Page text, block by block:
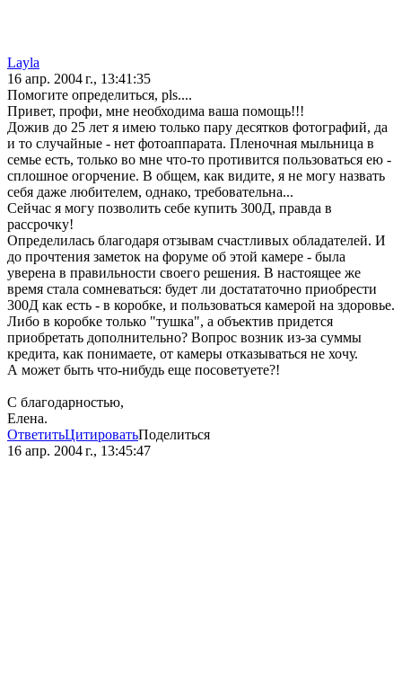
Layla
16 апр. 2004 г., 13:41:35
Помогите определиться, pls....
Привет, профи, мне необходима ваша помощь!!!
Дожив до 25 лет я имею только пару десятков фотографий, да
и то случайные - нет фотоаппарата. Пленочная мыльница в
семье есть, только во мне что-то противится пользоваться ею -
сплошное огорчение. В общем, как видите, я не могу назвать
себя даже любителем, однако, требовательна...
Сейчас я могу позволить себе купить 300Д, правда в
рассрочку!
Определилась благодаря отзывам счастливых обладателей. И
до прочтения заметок на форуме об этой камере - была
уверена в правильности своего решения. В настоящее же
время стала сомневаться: будет ли достататочно приобрести
300Д как есть - в коробке, и пользоваться камерой на здоровье.
Либо в коробке только "тушка", а объектив придется
приобретать дополнительно? Вопрос возник из-за суммы
кредита, как понимаете, от камеры отказываться не хочу.
А может быть что-нибудь еще посоветуете?!
С благодарностью,
Елена.
ОтветитьЦитироватьПоделиться
16 апр. 2004 г., 13:45:47